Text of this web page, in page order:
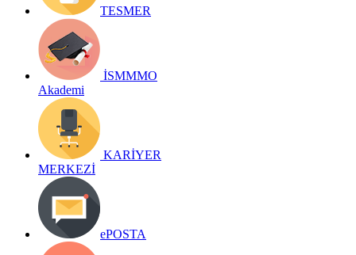
TESMER
İSMMMO
Akademi
KARİYER
MERKEZİ
ePOSTA